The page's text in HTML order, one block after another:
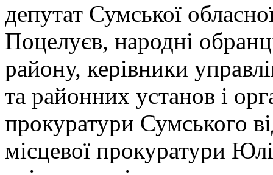
депутат Сумської
Поцелуєв, народні
району, керівники
та районних установ і
прокуратури Сумського
місцевої прокуратури